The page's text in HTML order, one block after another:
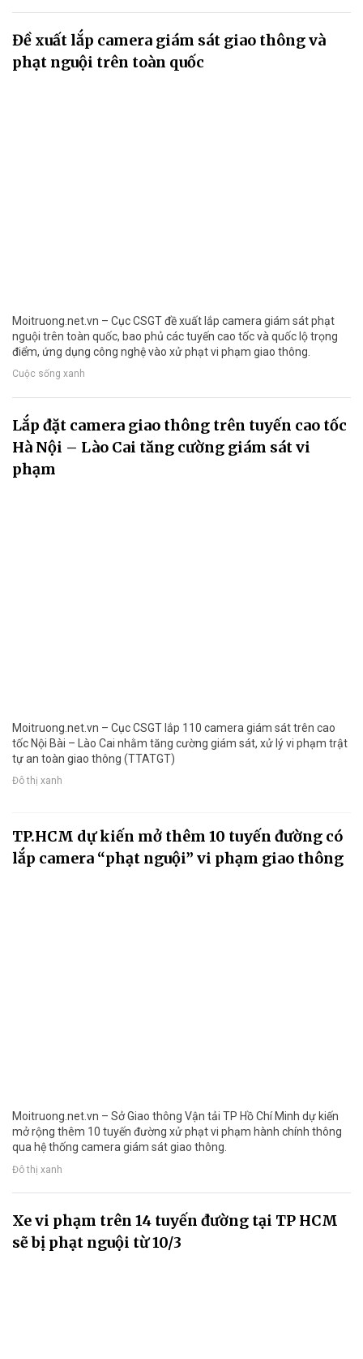
Đề xuất lắp camera giám sát giao thông và
phạt nguội trên toàn quốc
Moitruong.net.vn – Cục CSGT đề xuất lắp camera giám sát phạt
nguội trên toàn quốc, bao phủ các tuyến cao tốc và quốc lộ trọng
điểm, ứng dụng công nghệ vào xử phạt vi phạm giao thông.
Cuộc sống xanh
Lắp đặt camera giao thông trên tuyến cao tốc
Hà Nội – Lào Cai tăng cường giám sát vi
phạm
Moitruong.net.vn – Cục CSGT lắp 110 camera giám sát trên cao
tốc Nội Bài – Lào Cai nhằm tăng cường giám sát, xử lý vi phạm trật
tự an toàn giao thông (TTATGT)
Đô thị xanh
TP.HCM dự kiến mở thêm 10 tuyến đường có
lắp camera “phạt nguội” vi phạm giao thông
Moitruong.net.vn – Sở Giao thông Vận tải TP Hồ Chí Minh dự kiến
mở rộng thêm 10 tuyến đường xử phạt vi phạm hành chính thông
qua hệ thống camera giám sát giao thông.
Đô thị xanh
Xe vi phạm trên 14 tuyến đường tại TP HCM
sẽ bị phạt nguội từ 10/3